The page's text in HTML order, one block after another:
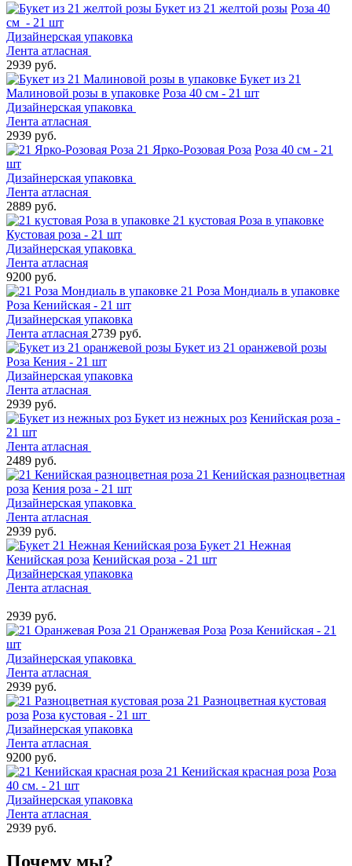
Букет из 21 желтой розы Роза 40
см - 21 шт
Дизайнерская упаковка
Лента атласная
2939 руб.
Букет из 21
Малиновой розы в упаковке Роза 40 см - 21 шт
Дизайнерская упаковка
Лента атласная
2939 руб.
21 Ярко-Розовая Роза Роза 40 см - 21
шт
Дизайнерская упаковка
Лента атласная
2889 руб.
21 кустовая Роза в упаковке
Кустовая роза - 21 шт
Дизайнерская упаковка
Лента атласная
9200 руб.
21 Роза Мондиаль в упаковке
Роза Кенийская - 21 шт
Дизайнерская упаковка
Лента атласная 2739 руб.
Букет из 21 оранжевой розы
Роза Кения - 21 шт
Дизайнерская упаковка
Лента атласная
2939 руб.
Букет из нежных роз Кенийская роза -
21 шт
Лента атласная
2489 руб.
21 Кенийская разноцветная
роза Кения роза - 21 шт
Дизайнерская упаковка
Лента атласная
2939 руб.
Букет 21 Нежная
Кенийская роза Кенийская роза - 21 шт
Дизайнерская упаковка
Лента атласная
2939 руб.
21 Оранжевая Роза Роза Кенийская - 21
шт
Дизайнерская упаковка
Лента атласная
2939 руб.
21 Разноцветная кустовая
роза Роза кустовая - 21 шт
Дизайнерская упаковка
Лента атласная
9200 руб.
21 Кенийская красная роза Роза
40 см. - 21 шт
Дизайнерская упаковка
Лента атласная
2939 руб.
Почему мы?